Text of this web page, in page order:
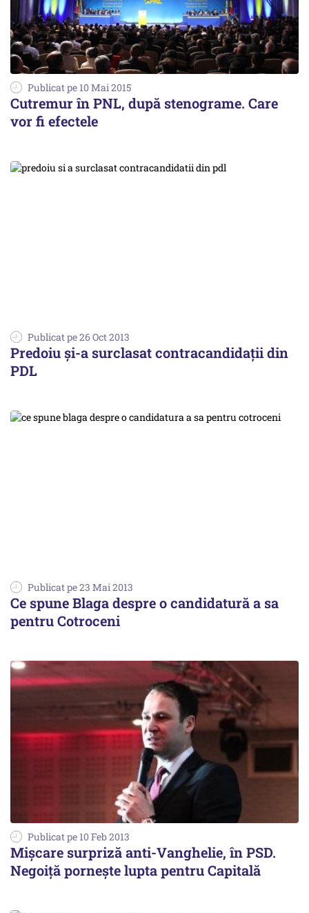
Publicat pe 10 Mai 2015
Cutremur în PNL, după stenograme. Care
vor fi efectele
Publicat pe 26 Oct 2013
Predoiu și-a surclasat contracandidații din
PDL
Publicat pe 23 Mai 2013
Ce spune Blaga despre o candidatură a sa
pentru Cotroceni
Publicat pe 10 Feb 2013
Mișcare surpriză anti-Vanghelie, în PSD.
Negoiță pornește lupta pentru Capitală